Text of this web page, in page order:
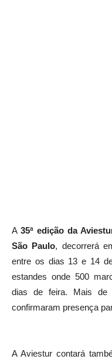
A35ª edição da
São Paulo, decorrerá
entre os dias 13 e 14
estandes onde 500
dias de feira. Mais de
confirmaram presença
A Aviestur contará